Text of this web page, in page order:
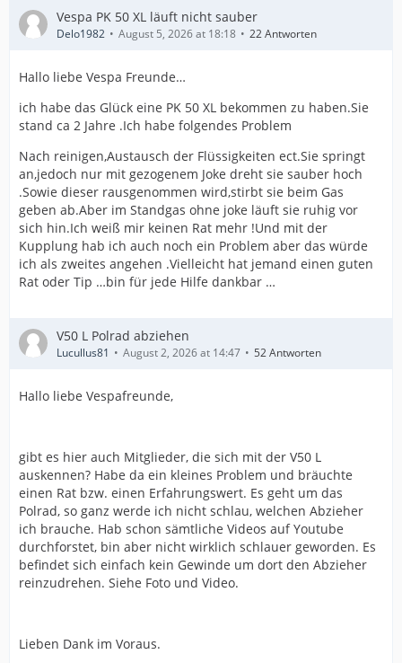
Vespa PK 50 XL läuft nicht sauber
Delo1982 August 5, 2026 at 18:18 22 Antworten
Hallo liebe Vespa Freunde…
ich habe das Glück eine PK 50 XL bekommen zu haben.Sie
stand ca 2 Jahre .Ich habe folgendes Problem
Nach reinigen,Austausch der Flüssigkeiten ect.Sie springt
an,jedoch nur mit gezogenem Joke dreht sie sauber hoch
.Sowie dieser rausgenommen wird,stirbt sie beim Gas
geben ab.Aber im Standgas ohne joke läuft sie ruhig vor
sich hin.Ich weiß mir keinen Rat mehr !Und mit der
Kupplung hab ich auch noch ein Problem aber das würde
ich als zweites angehen .Vielleicht hat jemand einen guten
Rat oder Tip …bin für jede Hilfe dankbar …
V50 L Polrad abziehen
Lucullus81 August 2, 2026 at 14:47 52 Antworten
Hallo liebe Vespafreunde,
gibt es hier auch Mitglieder, die sich mit der V50 L
auskennen? Habe da ein kleines Problem und bräuchte
einen Rat bzw. einen Erfahrungswert. Es geht um das
Polrad, so ganz werde ich nicht schlau, welchen Abzieher
ich brauche. Hab schon sämtliche Videos auf Youtube
durchforstet, bin aber nicht wirklich schlauer geworden. Es
befindet sich einfach kein Gewinde um dort den Abzieher
reinzudrehen. Siehe Foto und Video.
Lieben Dank im Voraus.